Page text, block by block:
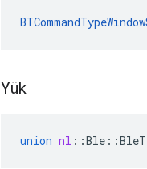
Yük
union nl ::Ble ::